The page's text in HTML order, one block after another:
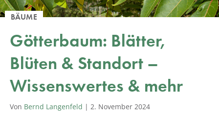
BÄUME
Götterbaum: Blätter,
Blüten & Standort –
Wissenswertes & mehr
Von Bernd Langenfeld | 2. November 2024